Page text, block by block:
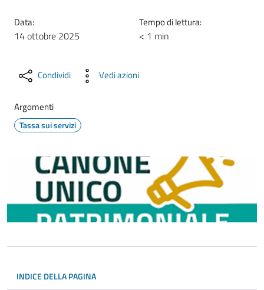
Data:
14 ottobre 2025
Tempo di lettura:
< 1 min
Condividi Vedi azioni
Argomenti
Tassa sui servizi
INDICE DELLA PAGINA